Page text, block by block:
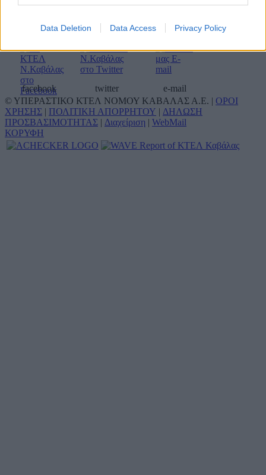
Data Deletion Data Access Privacy Policy
Κοινωνικά δίκτυα
facebook twitter
e-mail
© ΥΠΕΡΑΣΤΙΚΟ ΚΤΕΛ ΝΟΜΟΥ ΚΑΒΑΛΑΣ Α.Ε. | ΟΡΟΙ
ΧΡΗΣΗΣ | ΠΟΛΙΤΙΚΗ ΑΠΟΡΡΗΤΟΥ | ΔΗΛΩΣΗ
ΠΡΟΣΒΑΣΙΜΟΤΗΤΑΣ | Διαχείριση | WebMail
ΚΟΡΥΦΗ